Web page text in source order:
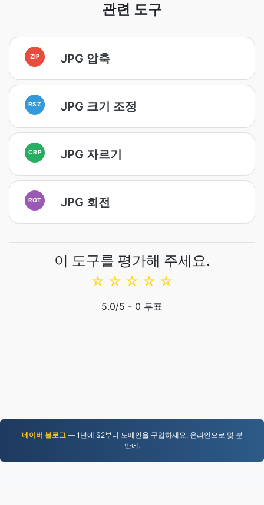
관련 도구
ZIP JPG 압축
RSZ JPG 크기 조정
CRP JPG 자르기
ROT JPG 회전
이 도구를 평가해 주세요.
☆
☆
☆
☆
☆
5.0/5 - 0 투표
네이버 블로그— 1년에 $2부터 도메인을 구입하세요. 온라인으로 몇 분
만에.
JPG.to